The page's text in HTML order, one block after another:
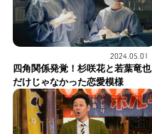
2024.05.01
四角関係発覚！杉咲花と若葉竜也
だけじゃなかった恋愛模様